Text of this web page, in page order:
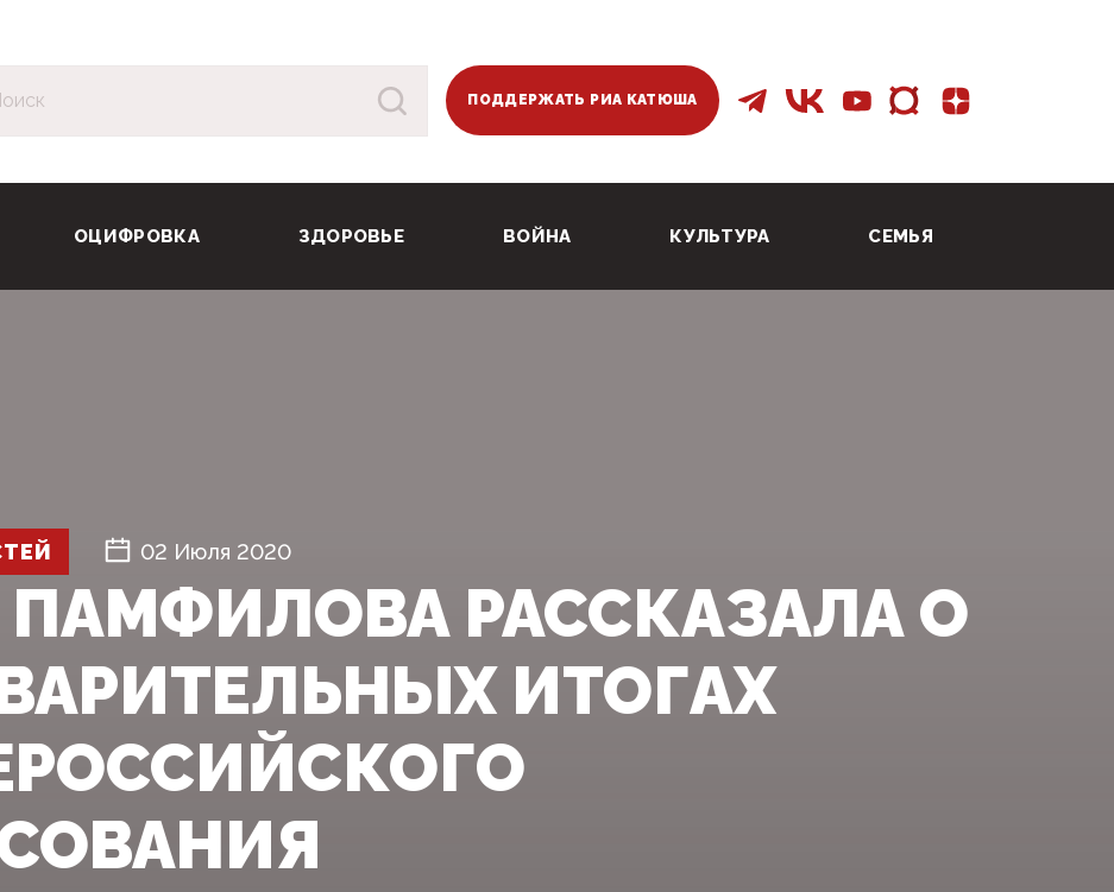
ПОДДЕРЖАТЬ РИА КАТЮША
ОЦИФРОВКА ЗДОРОВЬЕ ВОЙНА КУЛЬТУРА СЕМЬЯ
02 Июля 2020
РАССКАЗАЛА О
ИТОГАХ